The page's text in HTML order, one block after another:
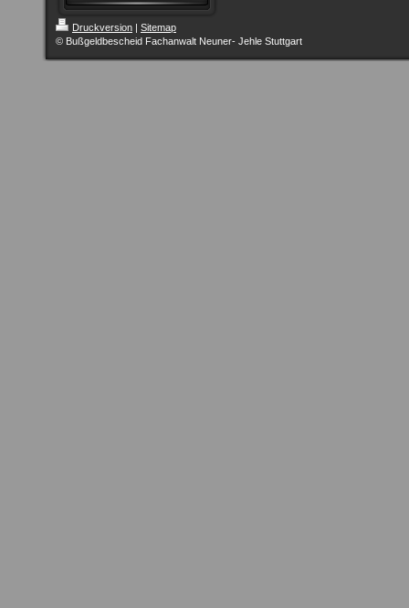
Druckversion | Sitemap
© Bußgeldbescheid Fachanwalt Neuner- Jehle Stuttgart